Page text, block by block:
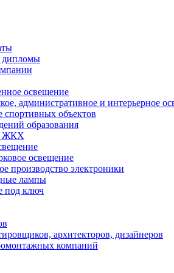
дипломы
освещение
административное и интерьерное
спортивных объектов
образования
ЖКХ
освещение
производство электроники
лампы
под ключ
архитекторов, дизайнеров
компаний